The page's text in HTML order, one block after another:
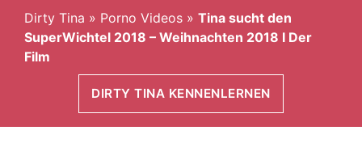
Dirty Tina » Porno Videos » Tina sucht den
SuperWichtel 2018 – Weihnachten 2018 I Der
Film
DIRTY TINA KENNENLERNEN